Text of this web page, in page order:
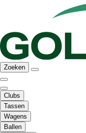
Zoeken
Clubs
Tassen
Wagens
Ballen